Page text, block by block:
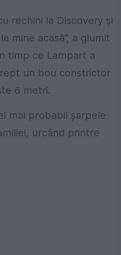
rechini la Discovery și
mine acasă”, a glumit
timp ce Lampart a
un bou constrictor
6 metri.
mai probabil șarpele
urcând printre